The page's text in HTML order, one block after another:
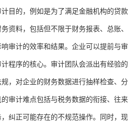
目的，例如是为了满足金融机构的贷
资料，包括但不限于财务报表、总账
审计的效率和结果。企业可以提前与
程序的核心。审计团队会派出有经验
，对企业的财务数据进行抽样检查、
审计难点包括与税务数据的衔接、往
纠正可能存在的不规范操作。同时，